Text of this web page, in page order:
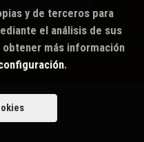
los Derechos Reservados |
y de terceros para
el análisis de sus
más información
.